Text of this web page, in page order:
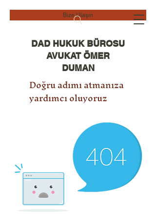
DAD HUKUK BÜROSU
AVUKAT ÖMER
DUMAN
Doğru adımı atmanıza
yardımcı oluyoruz
Bize Ulaşın